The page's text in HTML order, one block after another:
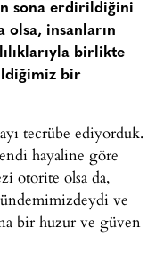
sona erdirildiğini
olsa, insanların
birlikte
bir
tecrübe ediyorduk.
hayaline göre
otorite olsa da,
ve
bir huzur ve güven